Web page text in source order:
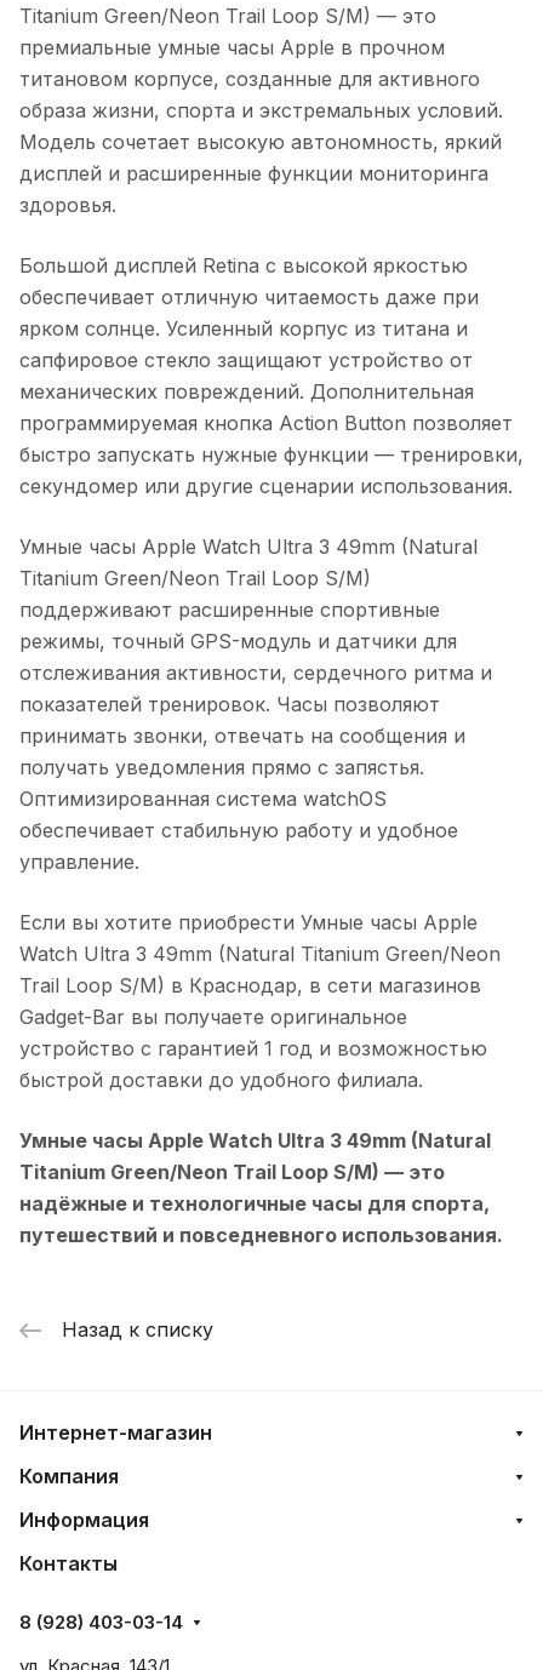
Titanium Green/Neon Trail Loop S/M) — это
премиальные умные часы Apple в прочном
титановом корпусе, созданные для активного
образа жизни, спорта и экстремальных условий.
Модель сочетает высокую автономность, яркий
дисплей и расширенные функции мониторинга
здоровья.
Большой дисплей Retina с высокой яркостью
обеспечивает отличную читаемость даже при
ярком солнце. Усиленный корпус из титана и
сапфировое стекло защищают устройство от
механических повреждений. Дополнительная
программируемая кнопка Action Button позволяет
быстро запускать нужные функции — тренировки,
секундомер или другие сценарии использования.
Умные часы Apple Watch Ultra 3 49mm (Natural
Titanium Green/Neon Trail Loop S/M)
поддерживают расширенные спортивные
режимы, точный GPS-модуль и датчики для
отслеживания активности, сердечного ритма и
показателей тренировок. Часы позволяют
принимать звонки, отвечать на сообщения и
получать уведомления прямо с запястья.
Оптимизированная система watchOS
обеспечивает стабильную работу и удобное
управление.
Если вы хотите приобрести Умные часы Apple
Watch Ultra 3 49mm (Natural Titanium Green/Neon
Trail Loop S/M) в Краснодар, в сети магазинов
Gadget-Bar вы получаете оригинальное
устройство с гарантией 1 год и возможностью
быстрой доставки до удобного филиала.
Умные часы Apple Watch Ultra 3 49mm (Natural
Titanium Green/Neon Trail Loop S/M) — это
надёжные и технологичные часы для спорта,
путешествий и повседневного использования.
Назад к списку
Интернет-магазин
Компания
Информация
Контакты
8 (928) 403-03-14